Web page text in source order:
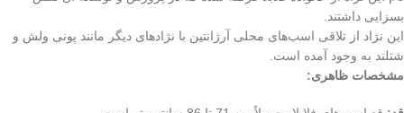
بسزایی داشتند.
این نژاد از تلاقی اسب‌های محلی آرژانتین با نژادهای دیگر مانند پونی ولش و
شتلند به وجود آمده است.
مشخصات ظاهری: